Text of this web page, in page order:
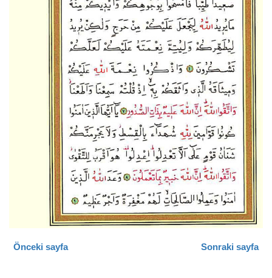
Önceki sayfa Sonraki sayfa